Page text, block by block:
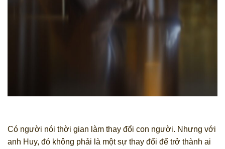
Có người nói thời gian làm thay đổi con người. Nhưng với
anh Huy, đó không phải là một sự thay đổi để trở thành ai